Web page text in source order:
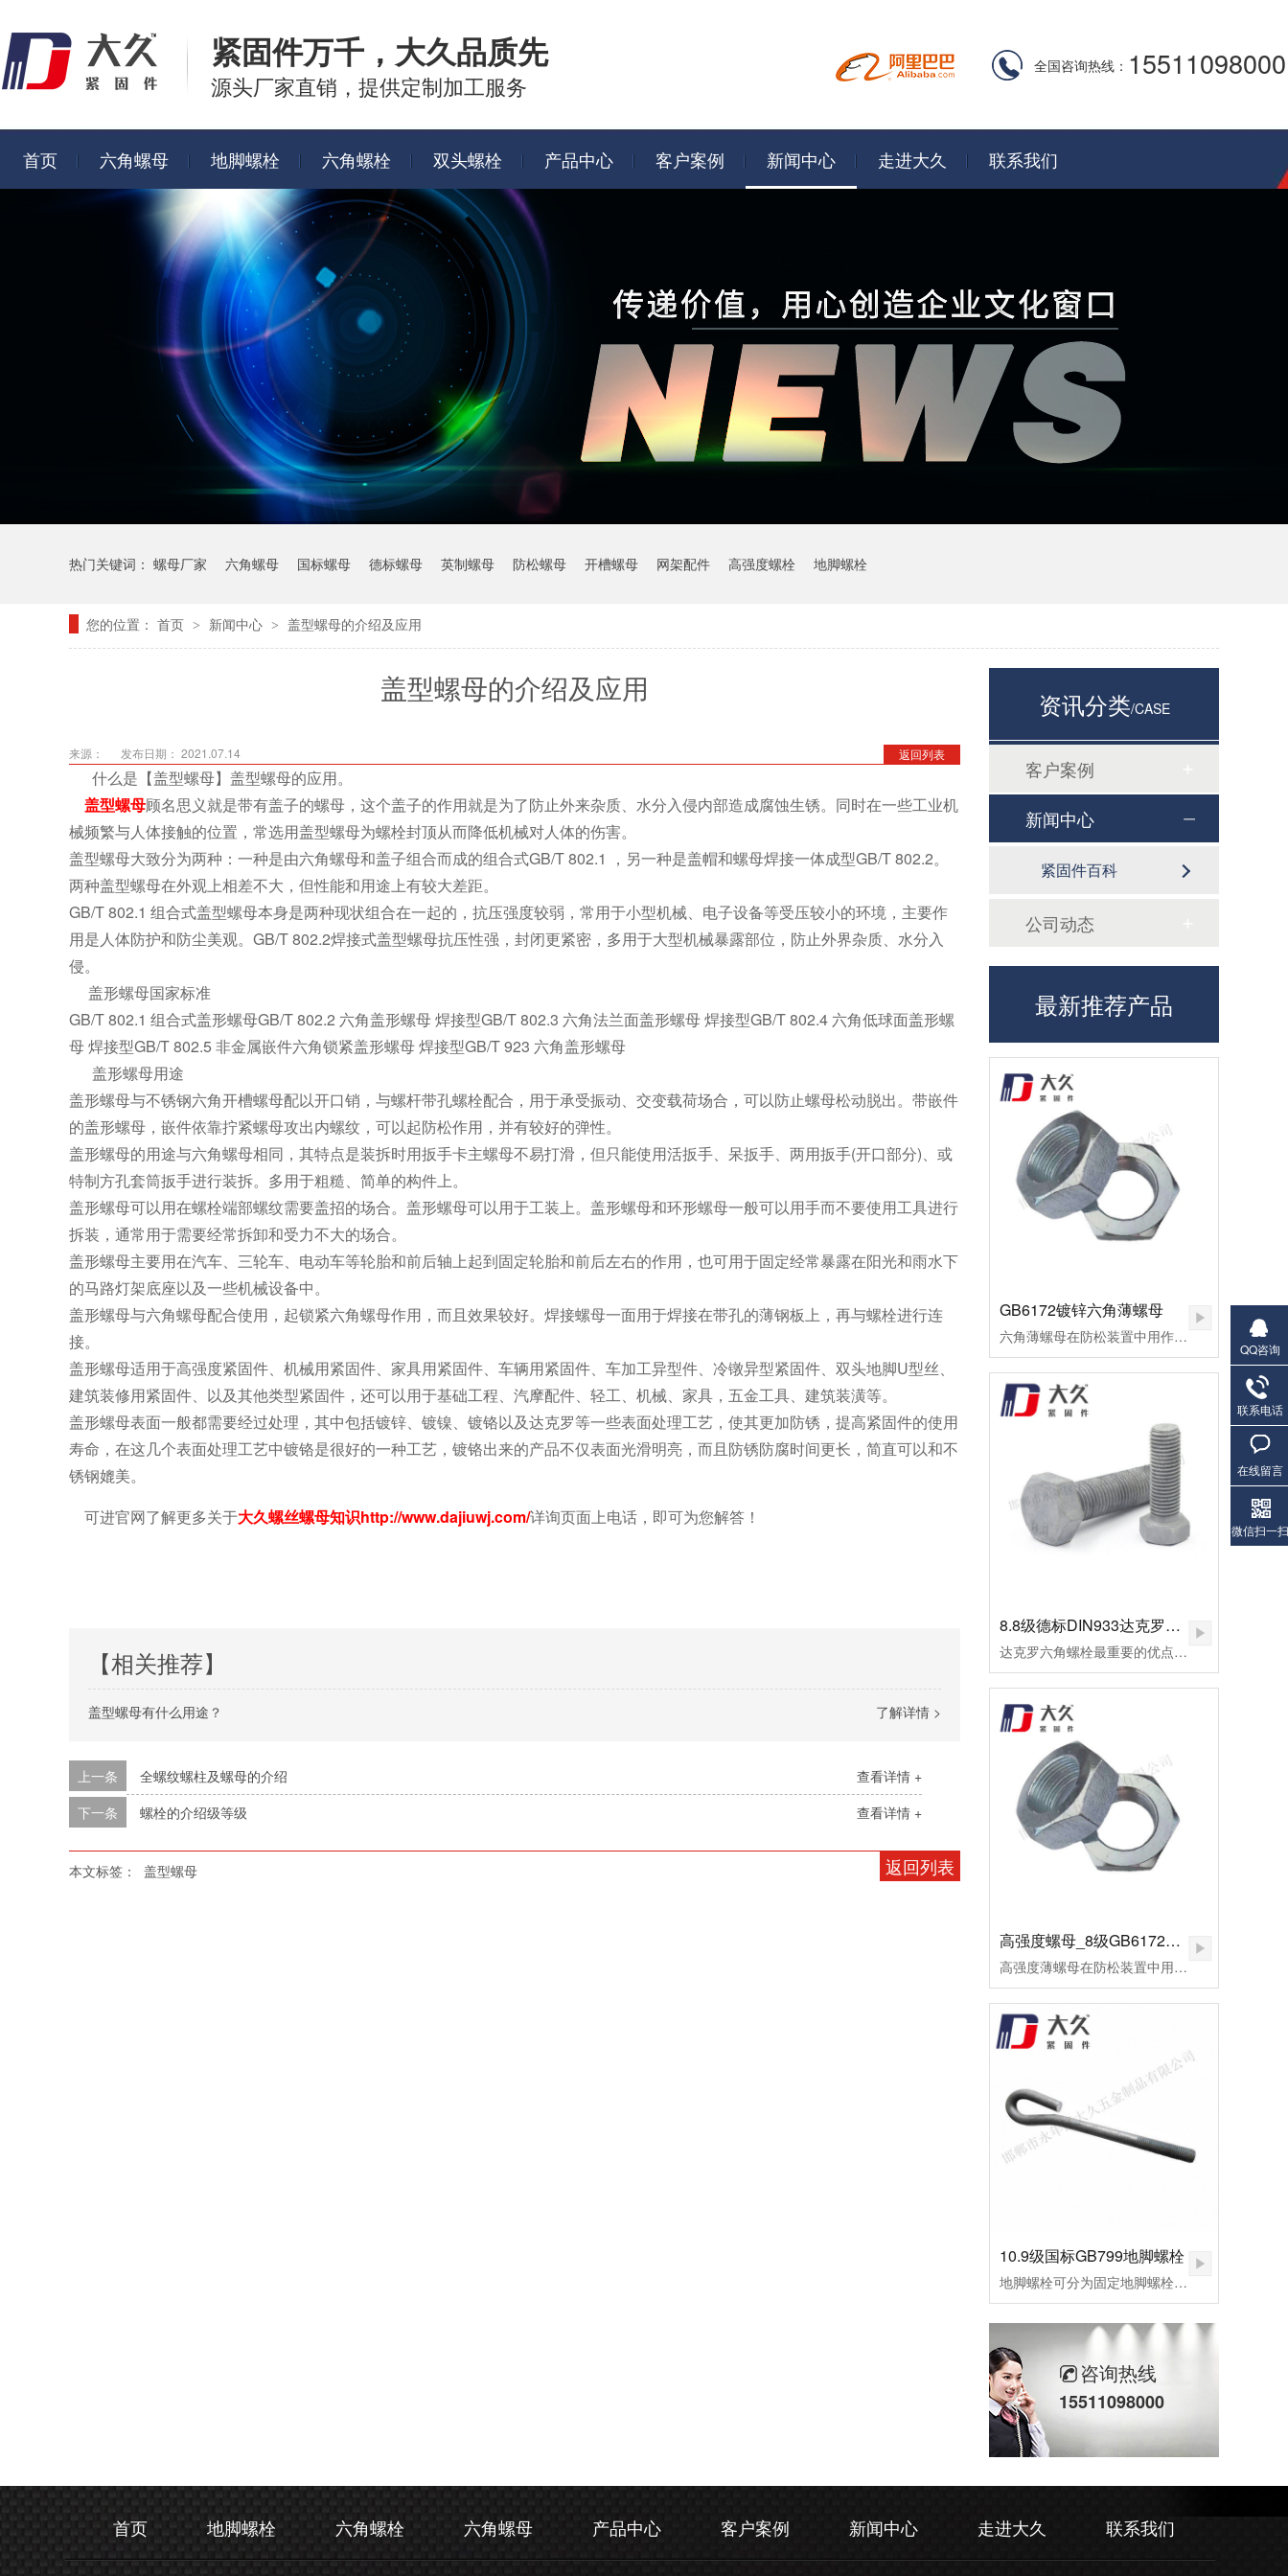
紧固件万千， 大久品质先
源头厂家直销，提供定制加工服务
全国咨询热线： 15511098000
首页 六角螺母 地脚螺栓 六角螺栓 双头螺栓 产品中心 客户案例 新闻中心 走进大久 联系我们
热门关键词： 螺母厂家 六角螺母 国标螺母 德标螺母 英制螺母 防松螺母 开槽螺母 网架配件 高强度螺栓 地脚螺栓
您的位置： 首页 > 新闻中心 > 盖型螺母的介绍及应用
盖型螺母的介绍及应用
返回列表
来源： 发布日期： 2021.07.14
什么是【盖型螺母】盖型螺母的应用。
盖型螺母顾名思义就是带有盖子的螺母，这个盖子的作用就是为了防止外来杂质、水分入侵内部造成腐蚀生锈。同时在一些工业机
械频繁与人体接触的位置，常选用盖型螺母为螺栓封顶从而降低机械对人体的伤害。
盖型螺母大致分为两种：一种是由六角螺母和盖子组合而成的组合式GB/T 802.1 ，另一种是盖帽和螺母焊接一体成型GB/T 802.2。
两种盖型螺母在外观上相差不大，但性能和用途上有较大差距。
GB/T 802.1 组合式盖型螺母本身是两种现状组合在一起的，抗压强度较弱，常用于小型机械、电子设备等受压较小的环境，主要作
用是人体防护和防尘美观。GB/T 802.2焊接式盖型螺母抗压性强，封闭更紧密，多用于大型机械暴露部位，防止外界杂质、水分入
侵。
盖形螺母国家标准
GB/T 802.1 组合式盖形螺母GB/T 802.2 六角盖形螺母 焊接型GB/T 802.3 六角法兰面盖形螺母 焊接型GB/T 802.4 六角低球面盖形螺
母 焊接型GB/T 802.5 非金属嵌件六角锁紧盖形螺母 焊接型GB/T 923 六角盖形螺母
盖形螺母用途
盖形螺母与不锈钢六角开槽螺母配以开口销，与螺杆带孔螺栓配合，用于承受振动、交变载荷场合，可以防止螺母松动脱出。带嵌件
的盖形螺母，嵌件依靠拧紧螺母攻出内螺纹，可以起防松作用，并有较好的弹性。
盖形螺母的用途与六角螺母相同，其特点是装拆时用扳手卡主螺母不易打滑，但只能使用活扳手、呆扳手、两用扳手(开口部分)、或
特制方孔套筒扳手进行装拆。多用于粗糙、简单的构件上。
盖形螺母可以用在螺栓端部螺纹需要盖招的场合。盖形螺母可以用于工装上。盖形螺母和环形螺母一般可以用手而不要使用工具进行
拆装，通常用于需要经常拆卸和受力不大的场合。
盖形螺母主要用在汽车、三轮车、电动车等轮胎和前后轴上起到固定轮胎和前后左右的作用，也可用于固定经常暴露在阳光和雨水下
的马路灯架底座以及一些机械设备中。
盖形螺母与六角螺母配合使用，起锁紧六角螺母作用，而且效果较好。焊接螺母一面用于焊接在带孔的薄钢板上，再与螺栓进行连
接。
盖形螺母适用于高强度紧固件、机械用紧固件、家具用紧固件、车辆用紧固件、车加工异型件、冷镦异型紧固件、双头地脚U型丝、
建筑装修用紧固件、以及其他类型紧固件，还可以用于基础工程、汽摩配件、轻工、机械、家具，五金工具、建筑装潢等。
盖形螺母表面一般都需要经过处理，其中包括镀锌、镀镍、镀铬以及达克罗等一些表面处理工艺，使其更加防锈，提高紧固件的使用
寿命，在这几个表面处理工艺中镀铬是很好的一种工艺，镀铬出来的产品不仅表面光滑明亮，而且防锈防腐时间更长，简直可以和不
锈钢媲美。
可进官网了解更多关于大久螺丝螺母知识http://www.dajiuwj.com/详询页面上电话，即可为您解答！
【相关推荐】
了解详情 >
盖型螺母有什么用途？
查看详情 +
上一条
全螺纹螺柱及螺母的介绍
查看详情 +
下一条 螺栓的介绍级等级
返回列表
本文标签： 盖型螺母
资讯分类/CASE
客户案例
新闻中心
紧固件百科
公司动态
最新推荐产品
GB6172镀锌六角薄螺母
六角薄螺母在防松装置中用作副螺母，起锁紧作用，或用于螺纹连接副主要承受剪切力的地方。
8.8级德标DIN933达克罗六角螺栓
达克罗六角螺栓最重要的优点是不氢脆，因此达克罗非常适合加工一些高档螺栓，如8.8级外六角螺栓。达克罗六角螺栓耐高温腐蚀，耐热温度可达300℃以上。但一般的热镀锌加工工艺，当温度做到100摄氏时，早已废料。达克罗涂层与六角螺栓和螺母的结合力好，处理后的外六角螺栓易于喷涂和着色，有机涂层的结合力超过磷化膜。达克罗六角螺栓在生产加工和涂布的全过程中，不会产生对环境有污染的废水废气，不使用三废管理降低了处理成本。
高强度螺母_8级GB6172镀锌薄螺母
高强度薄螺母在防松装置中用作副螺母，起锁紧作用，或用于螺纹连接副主要承受剪切力的地方。用高强度钢制造的，或者需要施以较大预紧力的螺母，皆可称为高强度螺母。高强度螺母多用于桥梁、钢轨、高压及超高压设备的连接。这种螺母的断裂多为脆性断裂。应用于超高压设备上的高强度螺母，为了保证容器的密封，需要施以较大的预应力。当今大飞机、大型发电设备、汽车、高速火车、大型船舶、大型成套设备等为代表的先进制造已将进入重要的发展方向。由此，紧固件将进入重要的发展阶段。高强度薄螺母用于重要机械的连接，反复的拆装或各式的安装扭矩法对高强度薄螺母要求极高。因此，对其表面状况及螺纹精度的好坏，将直接影响主机的使用寿命及安全。为了改善摩擦系数，避免在使用过程中出现锈蚀、咬死或卡住，技术要求规定其表面应进行镍磷镀处理。镀层厚度保证在0.02～0.03mm范围内，镀层均匀，致密、无针孔等。
10.9级国标GB799地脚螺栓
地脚螺栓可分为固定地脚螺栓、活动地脚螺栓，胀锚地脚螺栓，和粘接地脚螺栓，其中根据外形不同，L型预埋螺栓，9字预埋螺栓，焊接预埋螺栓，地板预埋螺栓。应用行业：适用于各种设备固定、钢结构基础预埋件、路灯、交通指示牌、泵、锅炉安装、重型设备预埋固定等。
咨询热线
15511098000
首页 地脚螺栓 六角螺栓 六角螺母 产品中心 客户案例 新闻中心 走进大久 联系我们
QQ咨询
联系电话
在线留言
微信扫一扫